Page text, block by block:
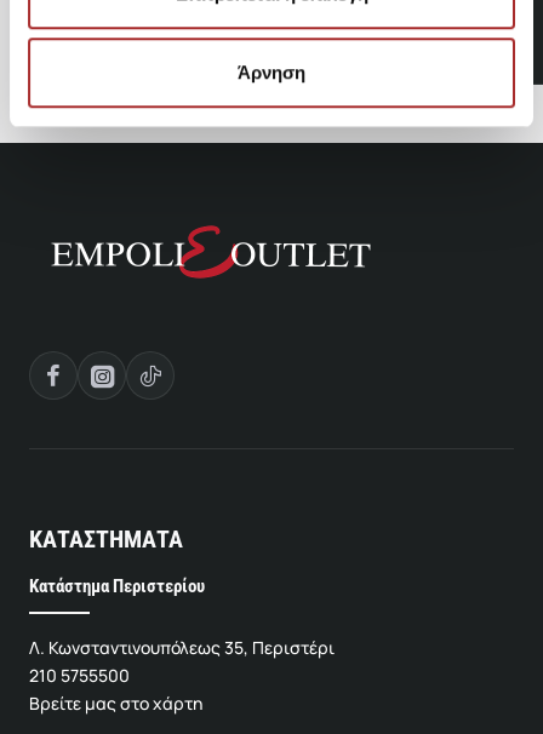
Άρνηση
40,50€
ΚΑΤΑΣΤΗΜΑΤΑ
Κατάστημα Περιστερίου
Λ. Κωνσταντινουπόλεως 35, Περιστέρι
210 5755500
Βρείτε μας στο χάρτη